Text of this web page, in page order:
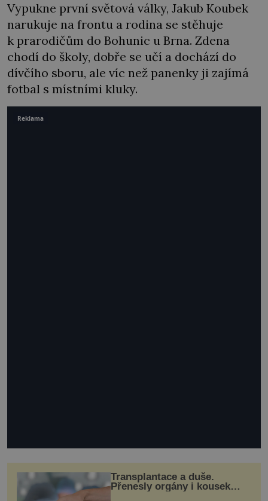
Vypukne první světová války, Jakub Koubek
narukuje na frontu a rodina se stěhuje
k prarodičům do Bohunic u Brna. Zdena
chodí do školy, dobře se učí a dochází do
dívčího sboru, ale víc než panenky ji zajímá
fotbal s místními kluky.
Transplantace a duše.
Přenesly orgány i kousek
Reklama